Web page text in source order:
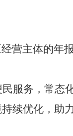
营主体的年
服务，常态
续优化，助